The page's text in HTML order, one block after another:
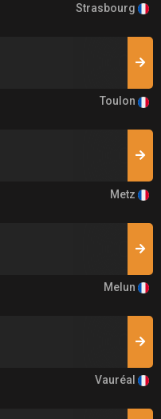
Strasbourg
Toulon
Metz
Melun
Vauréal